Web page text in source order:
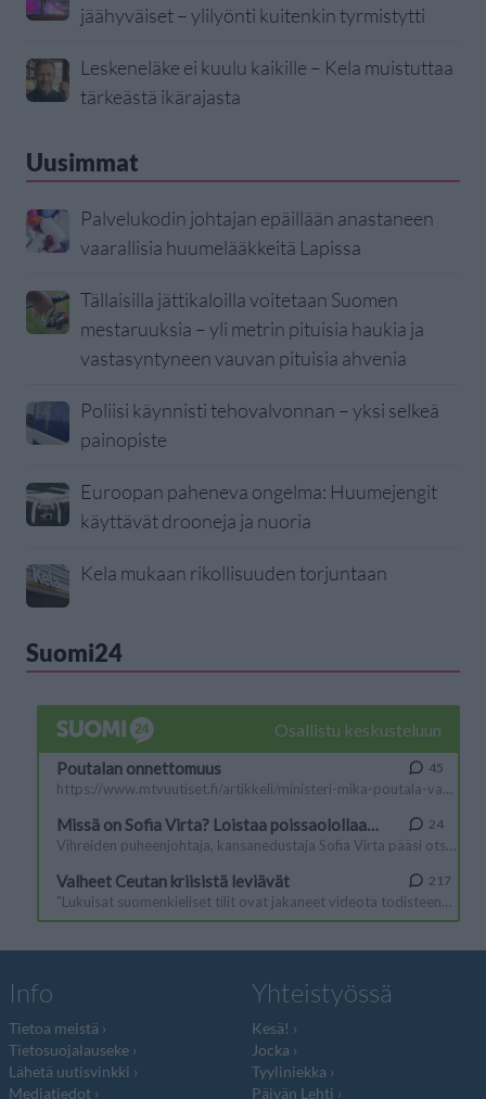
jäähyväiset – ylilyönti kuitenkin tyrmistytti
Leskeneläke ei kuulu kaikille – Kela muistuttaa
tärkeästä ikärajasta
Uusimmat
Palvelukodin johtajan epäillään anastaneen
vaarallisia huumelääkkeitä Lapissa
Tällaisilla jättikaloilla voitetaan Suomen
mestaruuksia – yli metrin pituisia haukia ja
vastasyntyneen vauvan pituisia ahvenia
Poliisi käynnisti tehovalvonnan – yksi selkeä
painopiste
Euroopan paheneva ongelma: Huumejengit
käyttävät drooneja ja nuoria
Kela mukaan rikollisuuden torjuntaan
Suomi24
Info
Tietoa meistä
Tietosuojalauseke
Lähetä uutisvinkki
Mediatiedot
Yhteistyössä
Kesä!
Jocka
Tyyliniekka
Päivän Lehti